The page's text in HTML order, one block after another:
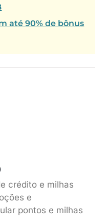
até 90% de bônus
crédito e milhas
e
pontos e milhas